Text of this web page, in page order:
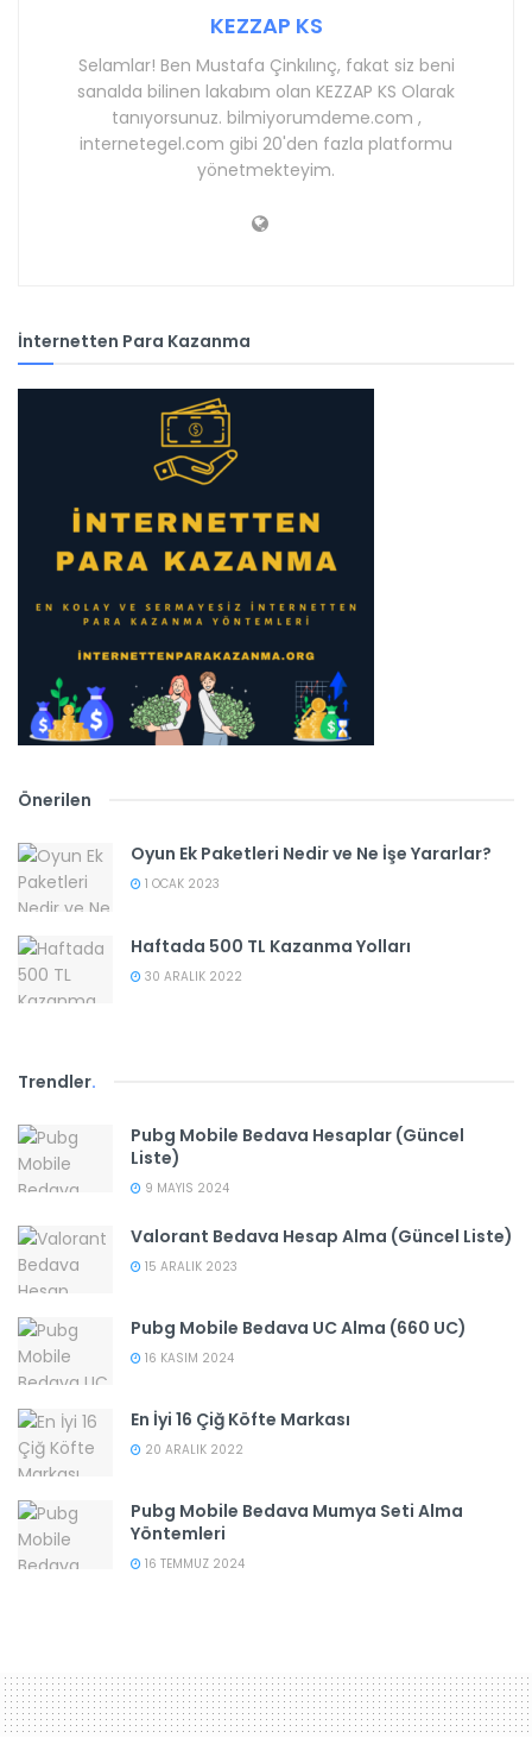
KEZZAP KS
Selamlar! Ben Mustafa Çinkılınç, fakat siz beni
sanalda bilinen lakabım olan KEZZAP KS Olarak
tanıyorsunuz. bilmiyorumdeme.com ,
internetegel.com gibi 20'den fazla platformu
yönetmekteyim.
İnternetten Para Kazanma
Önerilen
Oyun Ek Paketleri Nedir ve Ne İşe Yararlar?
1 OCAK 2023
Haftada 500 TL Kazanma Yolları
30 ARALIK 2022
Trendler.
Pubg Mobile Bedava Hesaplar (Güncel
Liste)
9 MAYIS 2024
Valorant Bedava Hesap Alma (Güncel Liste)
15 ARALIK 2023
Pubg Mobile Bedava UC Alma (660 UC)
16 KASIM 2024
En İyi 16 Çiğ Köfte Markası
20 ARALIK 2022
Pubg Mobile Bedava Mumya Seti Alma
Yöntemleri
16 TEMMUZ 2024